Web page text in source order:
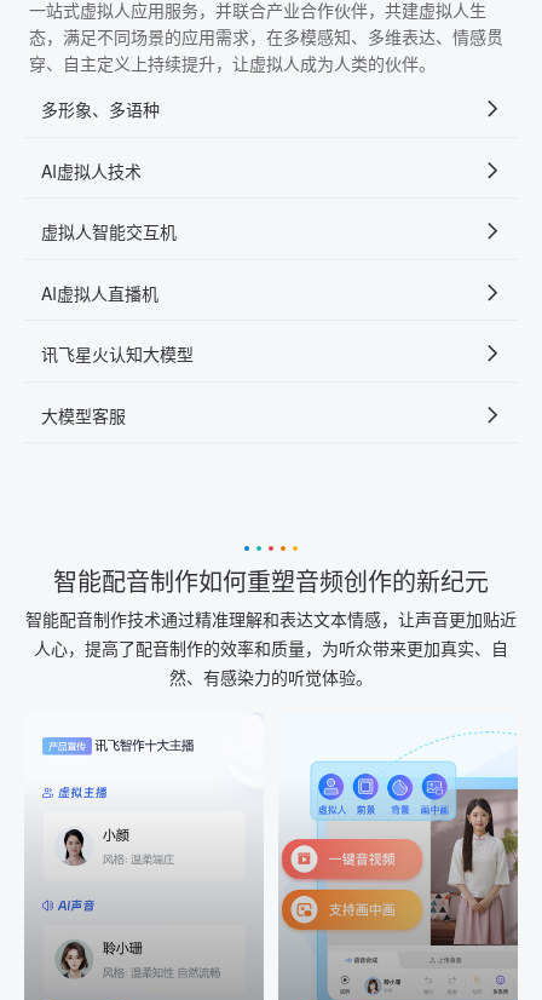
一站式虚拟人应用服务，并联合产业合作伙伴，共建虚拟人生
态，满足不同场景的应用需求，在多模感知、多维表达、情感贯
穿、自主定义上持续提升，让虚拟人成为人类的伙伴。
多形象、多语种
AI虚拟人技术
虚拟人智能交互机
AI虚拟人直播机
讯飞星火认知大模型
大模型客服
智能配音制作如何重塑音频创作的新纪元
智能配音制作技术通过精准理解和表达文本情感，让声音更加贴近
人心，提高了配音制作的效率和质量，为听众带来更加真实、自
然、有感染力的听觉体验。
AI配音
音视频一键生成
室"中输入文本或录音，一
出
AI+音频
配音一键生成
AI+音频：基于全球领先的
TTS能力打造的AI音频制作
工具，输入文本、选择发
音人即可一键生成专业音